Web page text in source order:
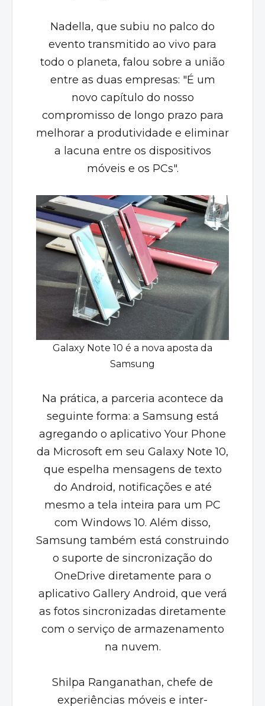
Nadella, que subiu no palco do
evento transmitido ao vivo para
todo o planeta, falou sobre a união
entre as duas empresas: "É um
novo capítulo do nosso
compromisso de longo prazo para
melhorar a produtividade e eliminar
a lacuna entre os dispositivos
móveis e os PCs".
Galaxy Note 10 é a nova aposta da
Samsung
Na prática, a parceria acontece da
seguinte forma: a Samsung está
agregando o aplicativo Your Phone
da Microsoft em seu Galaxy Note 10,
que espelha mensagens de texto
do Android, notificações e até
mesmo a tela inteira para um PC
com Windows 10. Além disso,
Samsung também está construindo
o suporte de sincronização do
OneDrive diretamente para o
aplicativo Gallery Android, que verá
as fotos sincronizadas diretamente
com o serviço de armazenamento
na nuvem.
Shilpa Ranganathan, chefe de
experiências móveis e inter-